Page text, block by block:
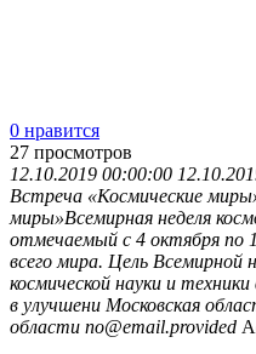
0 нравится
27 просмотров
12.10.2019 00:00:00
Встреча «Космические
миры»Всемирная неделя
отмечаемый с 4 октября по
всего мира. Цель Всемирной
космической науки и
в улучшени Московская
области no@email.provided